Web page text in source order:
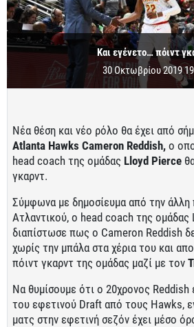
Και εγένετο… πόιντ
30 Οκτωβρίου 2019
Νέα θέση και νέο ρόλο θα έχει από
Atlanta Hawks Cameron Reddish, ο
head coach της ομάδας Lloyd Pierce
γκαρντ.
Σύμφωνα με δημοσίευμα από την άλλη
Ατλαντικού, ο head coach της ομάδας
διαπίστωσε πως ο Cameron Reddish
χωρίς την μπάλα στα χέρια του και
πόιντ γκαρντ της ομάδας μαζί με τον
Να θυμίσουμε ότι ο 20χρονος Reddish
του εφετινού Draft από τους Hawks,
ματς στην εφετινή σεζόν έχει μέσο